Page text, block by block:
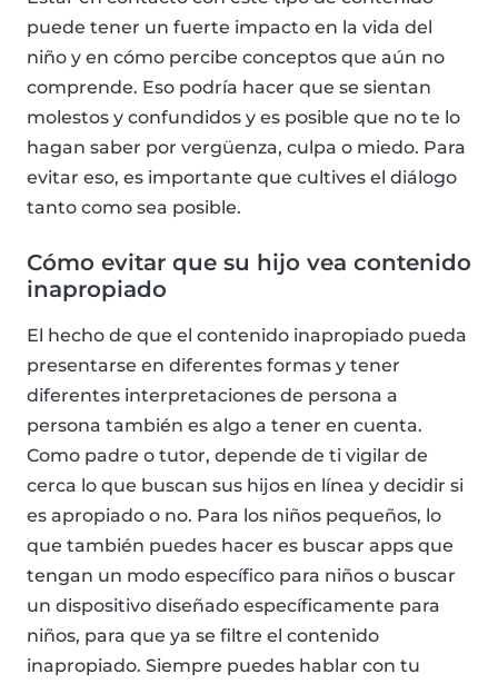
puede tener un fuerte impacto en la vida del
niño y en cómo percibe conceptos que aún no
comprende. Eso podría hacer que se sientan
molestos y confundidos y es posible que no te lo
hagan saber por vergüenza, culpa o miedo. Para
evitar eso, es importante que cultives el diálogo
tanto como sea posible.
Cómo evitar que su hijo vea contenido
inapropiado
El hecho de que el contenido inapropiado pueda
presentarse en diferentes formas y tener
diferentes interpretaciones de persona a
persona también es algo a tener en cuenta.
Como padre o tutor, depende de ti vigilar de
cerca lo que buscan sus hijos en línea y decidir si
es apropiado o no. Para los niños pequeños, lo
que también puedes hacer es buscar apps que
tengan un modo específico para niños o buscar
un dispositivo diseñado específicamente para
niños, para que ya se filtre el contenido
inapropiado. Siempre puedes hablar con tu